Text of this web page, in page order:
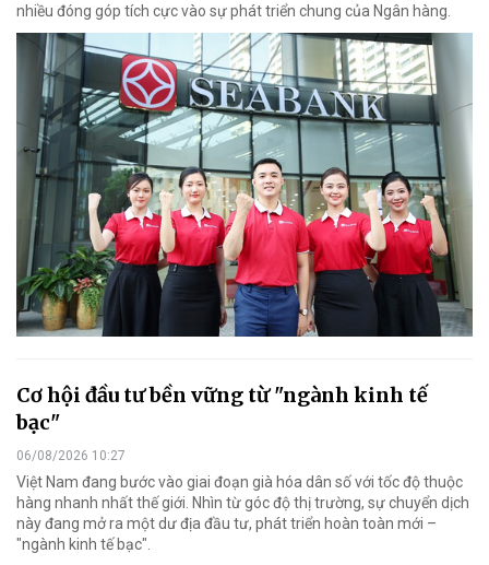
nhiều đóng góp tích cực vào sự phát triển chung của Ngân hàng.
Cơ hội đầu tư bền vững từ "ngành kinh tế
bạc"
06/08/2026 10:27
Việt Nam đang bước vào giai đoạn già hóa dân số với tốc độ thuộc
hàng nhanh nhất thế giới. Nhìn từ góc độ thị trường, sự chuyển dịch
này đang mở ra một dư địa đầu tư, phát triển hoàn toàn mới –
"ngành kinh tế bạc".